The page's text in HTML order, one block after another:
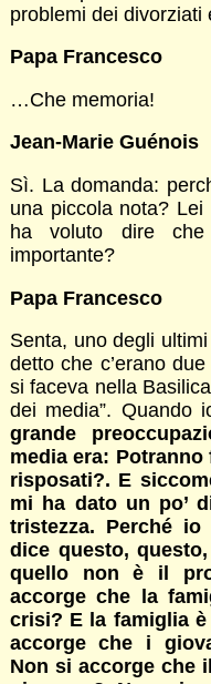
problemi dei
Papa Francesco
…Che memoria!
Jean-Marie Guénois
Sì. La domanda:
una piccola nota?
ha voluto dire
importante?
Papa Francesco
Senta, uno degli
detto che c’erano
si faceva nella
dei media”. Quando
grande
media era:
risposati?. E
mi ha dato un po’
tristezza. Perché
dice questo,
quello non è il
accorge che la
crisi? E la famiglia
accorge che i
Non si accorge che